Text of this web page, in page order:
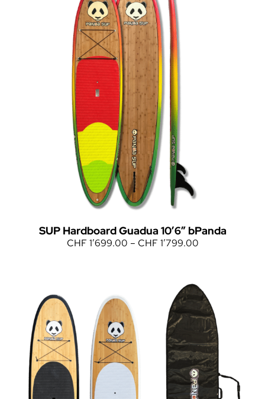
SUP Hardboard Guadua 10’6″ bPanda
CHF 1’699.00 – CHF 1’799.00